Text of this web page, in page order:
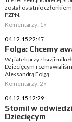
został ostatnio
PZPN.
Komentarzy: 1 »
04.12.15 22:47
Folga: Chcemy
W piątek przy okazji
Dziecięcym
Aleksandrą Folgą.
Komentarzy: 2 »
04.12.15 12:29
Stomil w
Dziecięcym